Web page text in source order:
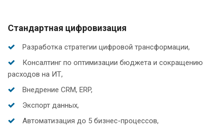
Стандартная цифровизация
Разработка стратегии цифровой трансформации,
Консалтинг по оптимизации бюджета и сокращению
расходов на ИТ,
Внедрение CRM, ERP,
Экспорт данных,
Автоматизация до 5 бизнес-процессов,